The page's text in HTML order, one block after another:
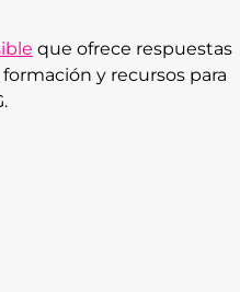
que ofrece respuestas
y recursos para